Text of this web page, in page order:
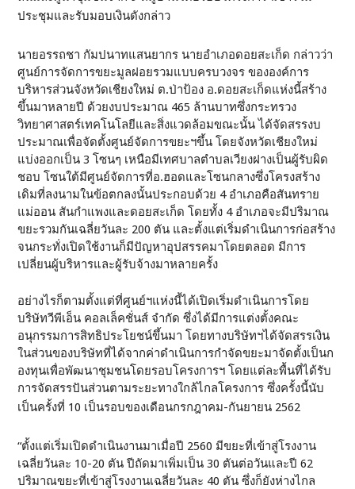
ประชุมและรับมอบเงินดังกล่าว
นายอรรถชา กัมปนาทแสนยากร นายอำเภอดอยสะเก็ด กล่าวว่า
ศูนย์การจัดการขยะมูลฝอยรวมแบบครบวงจร ขององค์การ
บริหารส่วนจังหวัดเชียงใหม่ ต.ป่าป้อง อ.ดอยสะเก็ดแห่งนี้สร้าง
ขึ้นมาหลายปี ด้วยงบประมาณ 465 ล้านบาทซึ่งกระทรวง
วิทยาศาสตร์เทคโนโลยีและสิ่งแวดล้อมขณะนั้น ได้จัดสรรงบ
ประมาณเพื่อจัดตั้งศูนย์จัดการขยะฯขึ้น โดยจังหวัดเชียงใหม่
แบ่งออกเป็น 3 โซนๆ เหนือมีเทศบาลตำบลเวียงฝางเป็นผู้รับผิด
ชอบ โซนใต้มีศูนย์จัดการที่อ.ฮอดและโซนกลางซึ่งโครงสร้าง
เดิมที่ลงนามในข้อตกลงนั้นประกอบด้วย 4 อำเภอคือสันทราย
แม่ออน สันกำแพงและดอยสะเก็ด โดยทั้ง 4 อำเภอจะมีปริมาณ
ขยะรวมกันเฉลี่ยวันละ 200 ตัน และตั้งแต่เริ่มดำเนินการก่อสร้าง
จนกระทั่งเปิดใช้งานก็มีปัญหาอุปสรรคมาโดยตลอด มีการ
เปลี่ยนผู้บริหารและผู้รับจ้างมาหลายครั้ง
อย่างไรก็ตามตั้งแต่ที่ศูนย์ฯแห่งนี้ได้เปิดเริ่มดำเนินการโดย
บริษัทวีพีเอ็น คอลเล็คชั่นส์ จำกัด ซึ่งได้มีการแต่งตั้งคณะ
อนุกรรมการสิทธิประโยชน์ขึ้นมา โดยทางบริษัทฯได้จัดสรรเงิน
ในส่วนของบริษัทที่ได้จากค่าดำเนินการกำจัดขยะมาจัดตั้งเป็นก
องทุนเพื่อพัฒนาชุมชนโดยรอบโครงการฯ โดยแต่ละพื้นที่ได้รับ
การจัดสรรปันส่วนตามระยะทางใกล้ไกลโครงการ ซึ่งครั้งนี้นับ
เป็นครั้งที่ 10 เป็นรอบของเดือนกรกฎาคม-กันยายน 2562
“ตั้งแต่เริ่มเปิดดำเนินงานมาเมื่อปี 2560 มีขยะที่เข้าสู่โรงงาน
เฉลี่ยวันละ 10-20 ตัน ปีถัดมาเพิ่มเป็น 30 ตันต่อวันและปี 62
ปริมาณขยะที่เข้าสู่โรงงานเฉลี่ยวันละ 40 ตัน ซึ่งก็ยังห่างไกล